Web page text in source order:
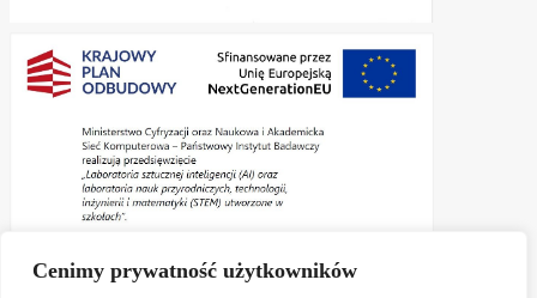
Cenimy prywatność użytkowników